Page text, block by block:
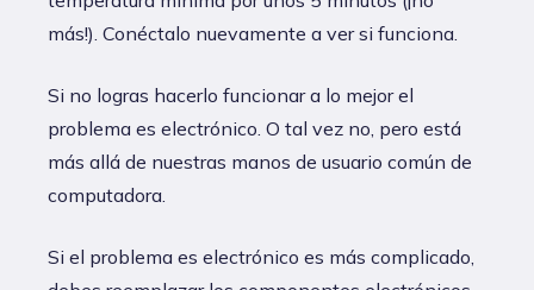
más!). Conéctalo nuevamente a ver si funciona.
Si no logras hacerlo funcionar a lo mejor el
problema es electrónico. O tal vez no, pero está
más allá de nuestras manos de usuario común de
computadora.
Si el problema es electrónico es más complicado,